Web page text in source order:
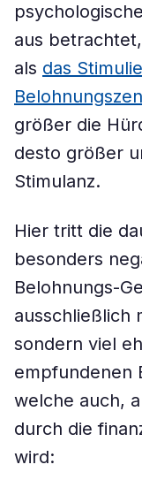
aus
als das
größer die
desto größer
Stimulanz.
Hier tritt die
besonders
Belohnungs-
ausschließlich
sondern viel
empfundenen
welche auch,
durch die
wird: